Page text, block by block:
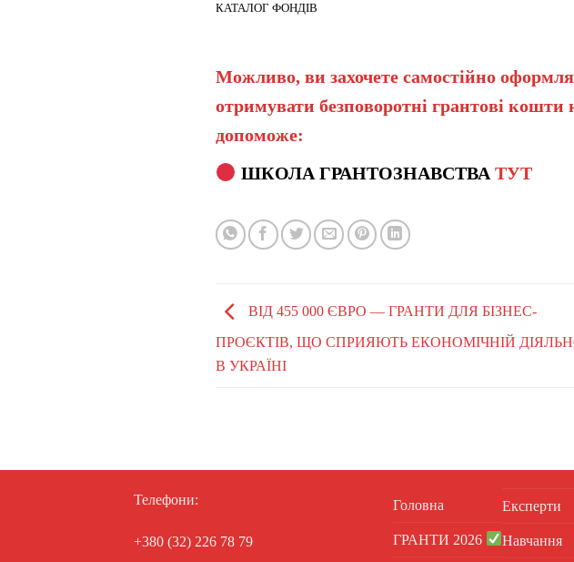
КАТАЛОГ ФОНДІВ
Можливо, ви захочете самостійно
отримувати безповоротні грантові
допоможе:
ШКОЛА ГРАНТОЗНАВСТВА ТУТ
ВІД 455 000 ЄВРО — ГРАНТИ ДЛЯ БІЗНЕС-
ПРОЄКТІВ, ЩО СПРИЯЮТЬ ЕКОНОМІЧНІЙ
В УКРАЇНІ
Телефони:
+380 (32) 226 78 79
Головна
ГРАНТИ 2026
Експерти
Навчання